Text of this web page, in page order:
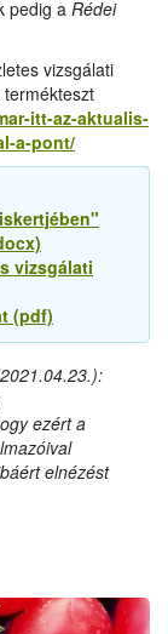
pedig a Rédei
vizsgálati
itt-az-aktualis-
a-pont/
vizsgálati
(pdf)
ezért a
elnézést